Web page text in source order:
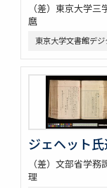
（差）東京大学
麿
東京大学文書館デ
ジェヘット
（差）文部省学
理